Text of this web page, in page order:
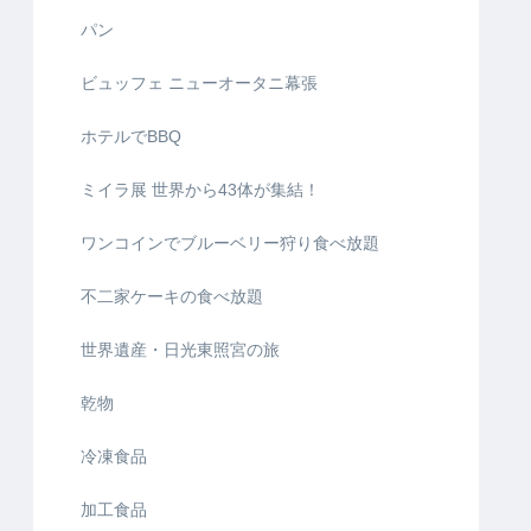
パン
ビュッフェ ニューオータニ幕張
ホテルでBBQ
ミイラ展 世界から43体が集結！
ワンコインでブルーベリー狩り食べ放題
不二家ケーキの食べ放題
世界遺産・日光東照宮の旅
乾物
冷凍食品
加工食品